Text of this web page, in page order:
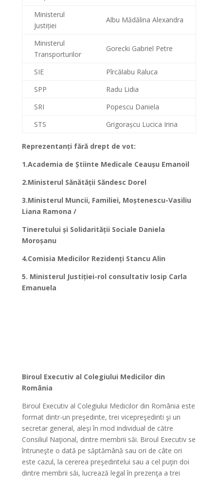
Ministerul
Justiției
Albu Mădălina Alexandra
Ministerul
Transporturilor
Gorecki Gabriel Petre
SIE
Pîrcălabu Raluca
SPP
Radu Lidia
SRI
Popescu Daniela
STS
Grigorașcu Lucica Irina
Reprezentanți fără drept de vot:
1.Academia de Știinte Medicale Ceaușu Emanoil
2.Ministerul Sănătății Săndesc Dorel
3.Ministerul Muncii, Familiei, Moștenescu-Vasiliu
Liana Ramona /
Tineretului și Solidarității Sociale Daniela
Moroșanu
4.Comisia Medicilor Rezidenți Stancu Alin
5. Ministerul Justiției-rol consultativ Iosip Carla
Emanuela
Biroul Executiv al Colegiului Medicilor din
România
Biroul Executiv al Colegiului Medicilor din România este
format dintr-un preşedinte, trei vicepreşedinti şi un
secretar general, aleşi în mod individual de către
Consiliul Naţional, dintre membrii săi. Biroul Executiv se
întruneşte o dată pe săptămână sau ori de câte ori
este cazul, la cererea preşedintelui sau a cel puţin doi
dintre membrii săi, lucrează legal în prezenţa a trei